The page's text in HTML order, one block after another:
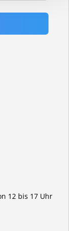
12 bis 17 Uhr